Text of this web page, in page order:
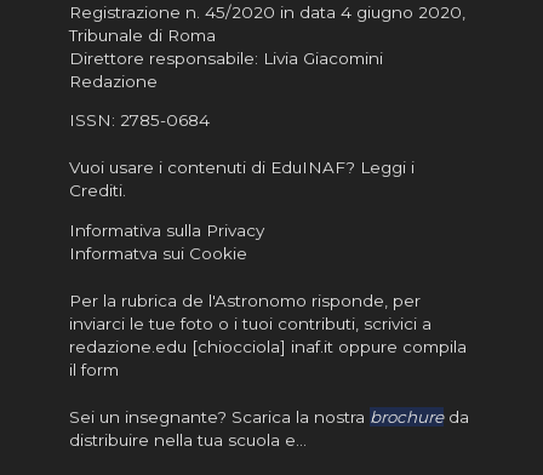
Registrazione n. 45/2020 in data 4 giugno 2020,
Tribunale di Roma
Direttore responsabile: Livia Giacomini
Redazione
ISSN: 2785-0684
Vuoi usare i contenuti di EduINAF? Leggi i
Crediti.
Informativa sulla Privacy
Informatva sui Cookie
Per la rubrica de l'Astronomo risponde, per
inviarci le tue foto o i tuoi contributi, scrivici a
redazione.edu [chiocciola] inaf.it oppure compila
il form
Sei un insegnante? Scarica la nostra brochureda
distribuire nella tua scuola e…